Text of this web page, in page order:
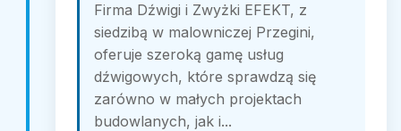
Firma Dźwigi i Zwyżki EFEKT, z
siedzibą w malowniczej Przegini,
oferuje szeroką gamę usług
dźwigowych, które sprawdzą się
zarówno w małych projektach
budowlanych, jak i...